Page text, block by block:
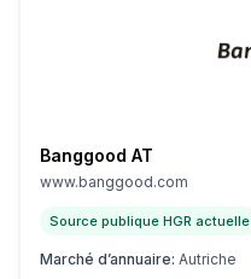
Banggood AT
www.banggood.com
Source publique HGR actuelle
Marché d’annuaire: Autriche